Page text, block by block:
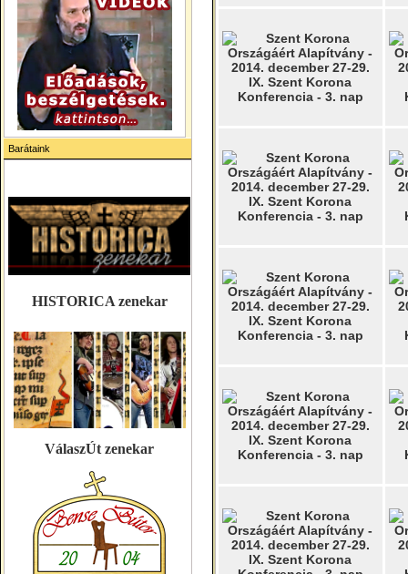
Barátaink
HISTORICA zenekar
VálaszÚt zenekar